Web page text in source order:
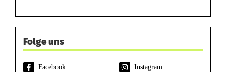
Folge uns
Facebook
Instagram